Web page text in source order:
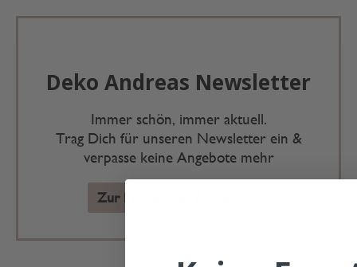
Deko Andreas Newsletter
Immer schön, immer aktuell.
Trag Dich für unseren Newsletter ein &
verpasse keine Angebote mehr
Zur Newsletter Anmeldung